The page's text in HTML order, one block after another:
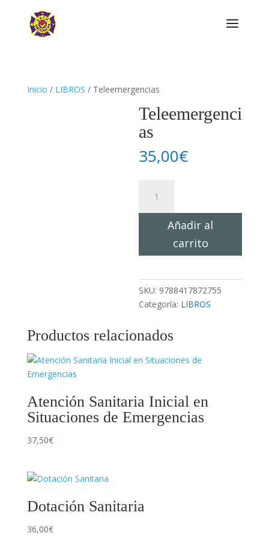
Inicio / LIBROS / Teleemergencias
Teleemergenci
as
35,00€
cantidad
Añadir al
carrito
SKU: 9788417872755
Categoría: LIBROS
Productos relacionados
Atención Sanitaria Inicial en
Situaciones de Emergencias
37,50€
Dotación Sanitaria
36,00€